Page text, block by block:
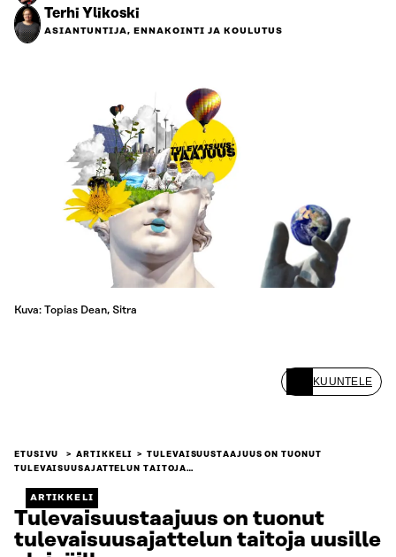
Terhi Ylikoski
ASIANTUNTIJA, ENNAKOINTI JA KOULUTUS
Kuva: Topias Dean, Sitra
KUUNTELE
ETUSIVU ARTIKKELI
TULEVAISUUSTAAJUUS ON TUONUT
TULEVAISUUSAJATTELUN TAITOJA…
ARTIKKELI
Tulevaisuustaajuus on tuonut
tulevaisuusajattelun taitoja uusille